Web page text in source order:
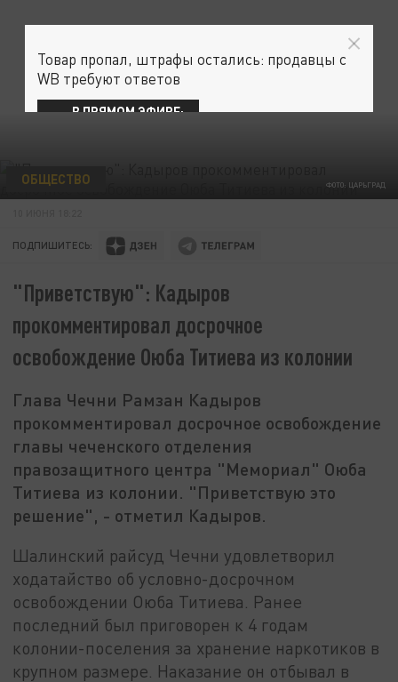
ФОТО: ЦАРЬГРАД
ОБЩЕСТВО
ПОДПИШИТЕСЬ:
"Приветствую": Кадыров
прокомментировал досрочное
освобождение Оюба Титиева из колонии
Глава Чечни Рамзан Кадыров
прокомментировал досрочное освобождение
главы чеченского отделения
правозащитного центра "Мемориал" Оюба
Титиева из колонии. "Приветствую это
решение", - отметил Кадыров.
Шалинский райсуд Чечни удовлетворил
ходатайство об условно-досрочном
освобождении Оюба Титиева. Ранее
последний был приговорен к 4 годам
колонии-поселения за хранение наркотиков в
крупном размере. Наказание он отбывал в
Товар пропал, штрафы остались: продавцы с
WB требуют ответов
В ПРЯМОМ ЭФИРЕ: